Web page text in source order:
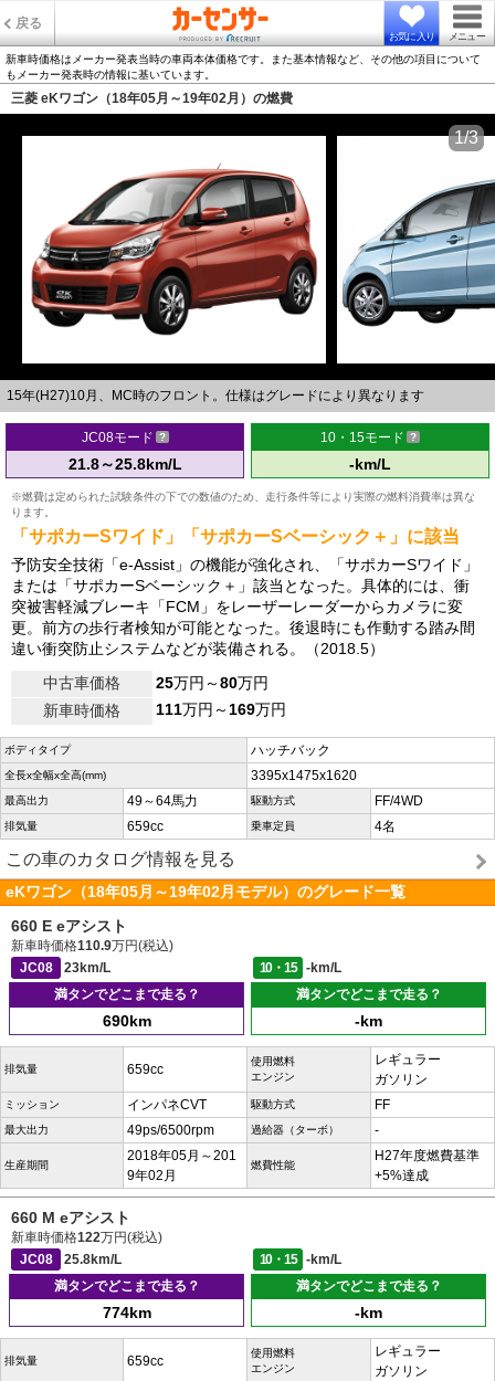
戻る
お気に入り メニュー
新車時価格はメーカー発表当時の車両本体価格です。また基本情報など、その他の項目について
もメーカー発表時の情報に基いています。
三菱 eKワゴン（18年05月～19年02月）の燃費
15年(H27)10月、MC時のフロント。仕様はグレードにより異なります
1/3
JC08モード
21.8～25.8km/L
10・15モード
-km/L
※燃費は定められた試験条件の下での数値のため、走行条件等により実際の燃料消費率は異な
ります。
「サポカーSワイド」「サポカーSベーシック＋」に該当
予防安全技術「e-Assist」の機能が強化され、「サポカーSワイド」
または「サポカーSベーシック＋」該当となった。具体的には、衝
突被害軽減ブレーキ「FCM」をレーザーレーダーからカメラに変
更。前方の歩行者検知が可能となった。後退時にも作動する踏み間
違い衝突防止システムなどが装備される。（2018.5）
中古車価格
25万円～80万円
新車時価格
111万円～169万円
ボディタイプ ハッチバック
全長x全幅x全高(mm) 3395x1475x1620
最高出力 49～64馬力 駆動方式 FF/4WD
排気量 659cc 乗車定員 4名
この車のカタログ情報を見る
eKワゴン（18年05月～19年02月モデル）のグレード一覧
660 E eアシスト
新車時価格110.9万円(税込)
JC08
23km/L 10・15
-km/L
満タンでどこまで走る？
690km
満タンでどこまで走る？
-km
排気量 659cc
使用燃料
エンジン
レギュラー
ガソリン
ミッション インパネCVT 駆動方式 FF
最大出力 49ps/6500rpm 過給器（ターボ） -
生産期間
2018年05月～201
9年02月
燃費性能
H27年度燃費基準
+5%達成
660 M eアシスト
新車時価格122万円(税込)
JC08
25.8km/L 10・15
-km/L
満タンでどこまで走る？
774km
満タンでどこまで走る？
-km
排気量 659cc
使用燃料
エンジン
レギュラー
ガソリン